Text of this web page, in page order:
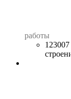
работы